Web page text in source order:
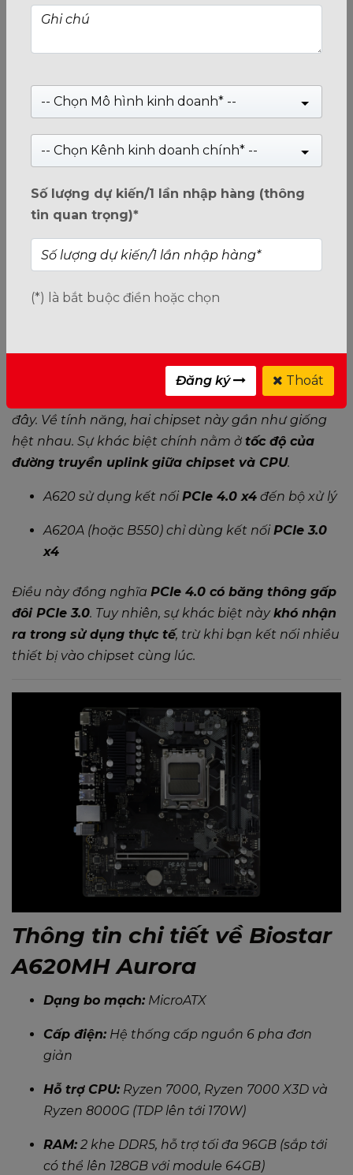
chọn hoàn hảo cho cấu hình giá rẻ — A620A
với chipset B550 được đổi tên
Biostar vừa công bốA620MH Aurora , một bo mạch
tranh với các mẫu bo mạch chủ tốt nhất hiện nay.
Đáng chú ý, hiện chưa có nhiều bo mạch chủ dùng
chipset A620A trên thị trường, nênA620MH Aurora
là mẫu đầu tiên thuộc loại này được bán ra.
Chipset A620 và A620Ađều thuộc dòng chipset
hợp lý hơn.A620sử dụng siliconPromontory 21
lại dựa trênPromontory 19– gần
như là phiên bản đổi tên của chipsetB550trước
đây. Về tính năng, hai chipset này gần như giống
hệt nhau. Sự khác biệt chính nằm ở tốc độ của
đường truyền uplink giữa chipset và CPU.
A620 sử dụng kết nối PCIe 4.0 x4 đến bộ xử lý
A620A (hoặc B550) chỉ dùng kết nối PCIe 3.0
x4
Điều này đồng nghĩa PCIe 4.0 có băng thông gấp
đôi PCIe 3.0. Tuy nhiên, sự khác biệt nàykhó nhận
ra trong sử dụng thực tế, trừ khi bạn kết nối nhiều
thiết bị vào chipset cùng lúc.
Thông tin chi tiết về Biostar
A620MH Aurora
Dạng bo mạch: MicroATX
Cấp điện: Hệ thống cấp nguồn 6 pha đơn
giản
Hỗ trợ CPU: Ryzen 7000, Ryzen 7000 X3D và
Ryzen 8000G (TDP lên tới 170W)
RAM: 2 khe DDR5, hỗ trợ tối đa 96GB (sắp tới
có thể lên 128GB với module 64GB)
-- Chọn Mô hình kinh doanh* --
-- Chọn Kênh kinh doanh chính* --
Số lượng dự kiến/1 lần nhập hàng (thông
tin quan trọng)*
(*) là bắt buộc điền hoặc chọn
Đăng ký Thoát